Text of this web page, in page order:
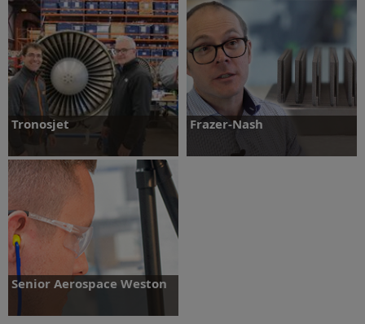
Saiba mais Saiba mais
Tronosjet
Saiba mais
Frazer-Nash
Senior Aerospace Weston